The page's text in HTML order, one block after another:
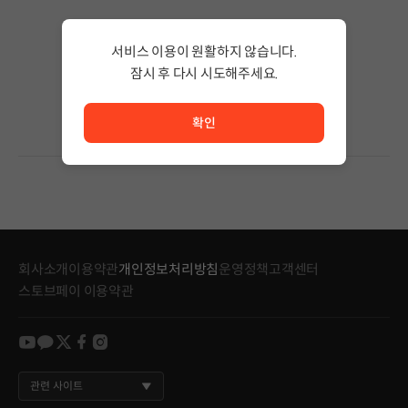
검색어의 단어 수를 줄이거나 필터조건을 변경하세요.
회사소개이용약관개인정보처리방침 운영정책고객센터
스토브페이 이용약관
youtube
kakao
twitter
facebook
instagram
관련 사이트
서비스 이용이 원활하지 않습니다.
잠시 후 다시 시도해주세요.
확인